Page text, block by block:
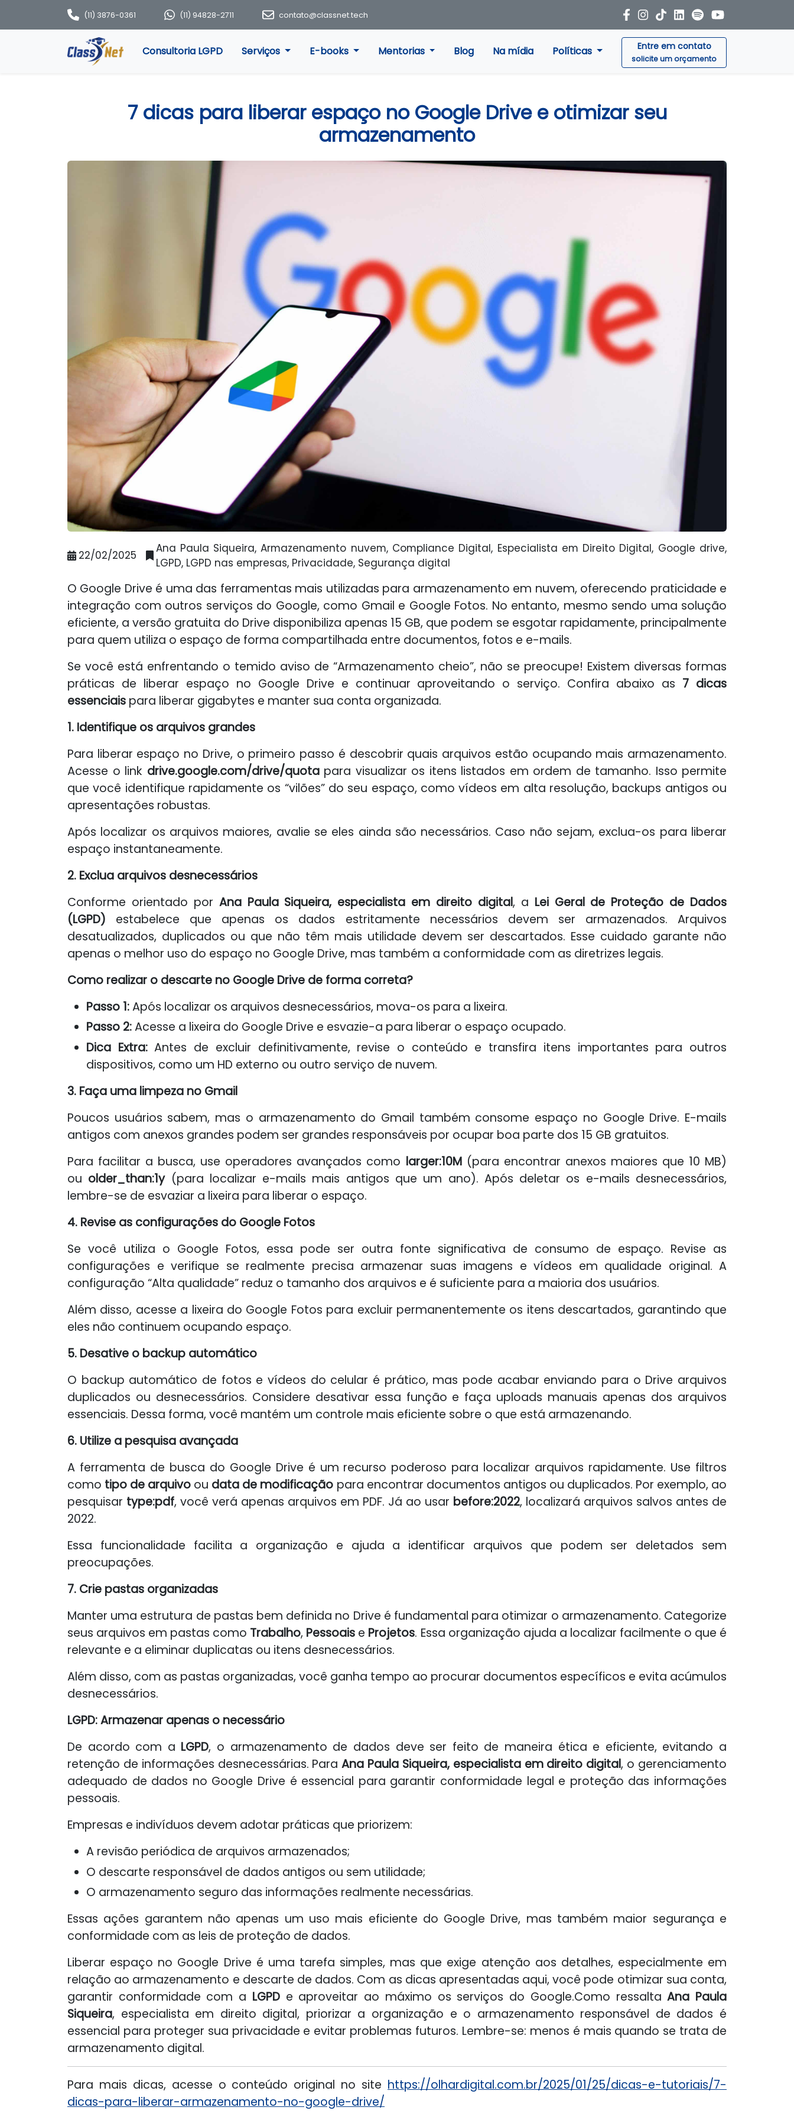
(11) 3876-0361 (11) 94828-2711 contato@classnet.tech
Consultoria LGPD Serviços E-books Mentorias Blog Na mídia Políticas Entre em contato
solicite um orçamento
7 dicas para liberar espaço no Google Drive e otimizar seu
armazenamento
22/02/2025
Ana Paula Siqueira, Armazenamento nuvem, Compliance Digital, Especialista em Direito Digital, Google drive,
LGPD, LGPD nas empresas, Privacidade, Segurança digital
O Google Drive é uma das ferramentas mais utilizadas para armazenamento em nuvem, oferecendo praticidade e
integração com outros serviços do Google, como Gmail e Google Fotos. No entanto, mesmo sendo uma solução
eficiente, a versão gratuita do Drive disponibiliza apenas 15 GB, que podem se esgotar rapidamente, principalmente
para quem utiliza o espaço de forma compartilhada entre documentos, fotos e e-mails.
Se você está enfrentando o temido aviso de “Armazenamento cheio”, não se preocupe! Existem diversas formas
práticas de liberar espaço no Google Drive e continuar aproveitando o serviço. Confira abaixo as 7 dicas
essenciais para liberar gigabytes e manter sua conta organizada.
1. Identifique os arquivos grandes
Para liberar espaço no Drive, o primeiro passo é descobrir quais arquivos estão ocupando mais armazenamento.
Acesse o link drive.google.com/drive/quotapara visualizar os itens listados em ordem de tamanho. Isso permite
que você identifique rapidamente os “vilões” do seu espaço, como vídeos em alta resolução, backups antigos ou
apresentações robustas.
Após localizar os arquivos maiores, avalie se eles ainda são necessários. Caso não sejam, exclua-os para liberar
espaço instantaneamente.
2. Exclua arquivos desnecessários
Conforme orientado por Ana Paula Siqueira, especialista em direito digital, a Lei Geral de Proteção de Dados
(LGPD) estabelece que apenas os dados estritamente necessários devem ser armazenados. Arquivos
desatualizados, duplicados ou que não têm mais utilidade devem ser descartados. Esse cuidado garante não
apenas o melhor uso do espaço no Google Drive, mas também a conformidade com as diretrizes legais.
Como realizar o descarte no Google Drive de forma correta?
Passo 1:Após localizar os arquivos desnecessários, mova-os para a lixeira.
Passo 2:Acesse a lixeira do Google Drive e esvazie-a para liberar o espaço ocupado.
Dica Extra:Antes de excluir definitivamente, revise o conteúdo e transfira itens importantes para outros
dispositivos, como um HD externo ou outro serviço de nuvem.
3. Faça uma limpeza no Gmail
Poucos usuários sabem, mas o armazenamento do Gmail também consome espaço no Google Drive. E-mails
antigos com anexos grandes podem ser grandes responsáveis por ocupar boa parte dos 15 GB gratuitos.
Para facilitar a busca, use operadores avançados como larger:10M(para encontrar anexos maiores que 10 MB)
ou older_than:1y(para localizar e-mails mais antigos que um ano). Após deletar os e-mails desnecessários,
lembre-se de esvaziar a lixeira para liberar o espaço.
4. Revise as configurações do Google Fotos
Se você utiliza o Google Fotos, essa pode ser outra fonte significativa de consumo de espaço. Revise as
configurações e verifique se realmente precisa armazenar suas imagens e vídeos em qualidade original. A
configuração “Alta qualidade” reduz o tamanho dos arquivos e é suficiente para a maioria dos usuários.
Além disso, acesse a lixeira do Google Fotos para excluir permanentemente os itens descartados, garantindo que
eles não continuem ocupando espaço.
5. Desative o backup automático
O backup automático de fotos e vídeos do celular é prático, mas pode acabar enviando para o Drive arquivos
duplicados ou desnecessários. Considere desativar essa função e faça uploads manuais apenas dos arquivos
essenciais. Dessa forma, você mantém um controle mais eficiente sobre o que está armazenando.
6. Utilize a pesquisa avançada
A ferramenta de busca do Google Drive é um recurso poderoso para localizar arquivos rapidamente. Use filtros
como tipo de arquivo ou data de modificação para encontrar documentos antigos ou duplicados. Por exemplo, ao
pesquisar type:pdf, você verá apenas arquivos em PDF. Já ao usar before:2022, localizará arquivos salvos antes de
2022.
Essa funcionalidade facilita a organização e ajuda a identificar arquivos que podem ser deletados sem
preocupações.
7. Crie pastas organizadas
Manter uma estrutura de pastas bem definida no Drive é fundamental para otimizar o armazenamento. Categorize
seus arquivos em pastas como Trabalho, Pessoais e Projetos. Essa organização ajuda a localizar facilmente o que é
relevante e a eliminar duplicatas ou itens desnecessários.
Além disso, com as pastas organizadas, você ganha tempo ao procurar documentos específicos e evita acúmulos
desnecessários.
LGPD: Armazenar apenas o necessário
De acordo com a LGPD, o armazenamento de dados deve ser feito de maneira ética e eficiente, evitando a
retenção de informações desnecessárias. ParaAna Paula Siqueira, especialista em direito digital, o gerenciamento
adequado de dados no Google Drive é essencial para garantir conformidade legal e proteção das informações
pessoais.
Empresas e indivíduos devem adotar práticas que priorizem:
A revisão periódica de arquivos armazenados;
O descarte responsável de dados antigos ou sem utilidade;
O armazenamento seguro das informações realmente necessárias.
Essas ações garantem não apenas um uso mais eficiente do Google Drive, mas também maior segurança e
conformidade com as leis de proteção de dados.
Liberar espaço no Google Drive é uma tarefa simples, mas que exige atenção aos detalhes, especialmente em
relação ao armazenamento e descarte de dados. Com as dicas apresentadas aqui, você pode otimizar sua conta,
garantir conformidade com a LGPDe aproveitar ao máximo os serviços do Google.Como ressaltaAna Paula
Siqueira, especialista em direito digital, priorizar a organização e o armazenamento responsável de dados é
essencial para proteger sua privacidade e evitar problemas futuros. Lembre-se: menos é mais quando se trata de
armazenamento digital.
Para mais dicas, acesse o conteúdo original no site https://olhardigital.com.br/2025/01/25/dicas-e-tutoriais/7-
dicas-para-liberar-armazenamento-no-google-drive/